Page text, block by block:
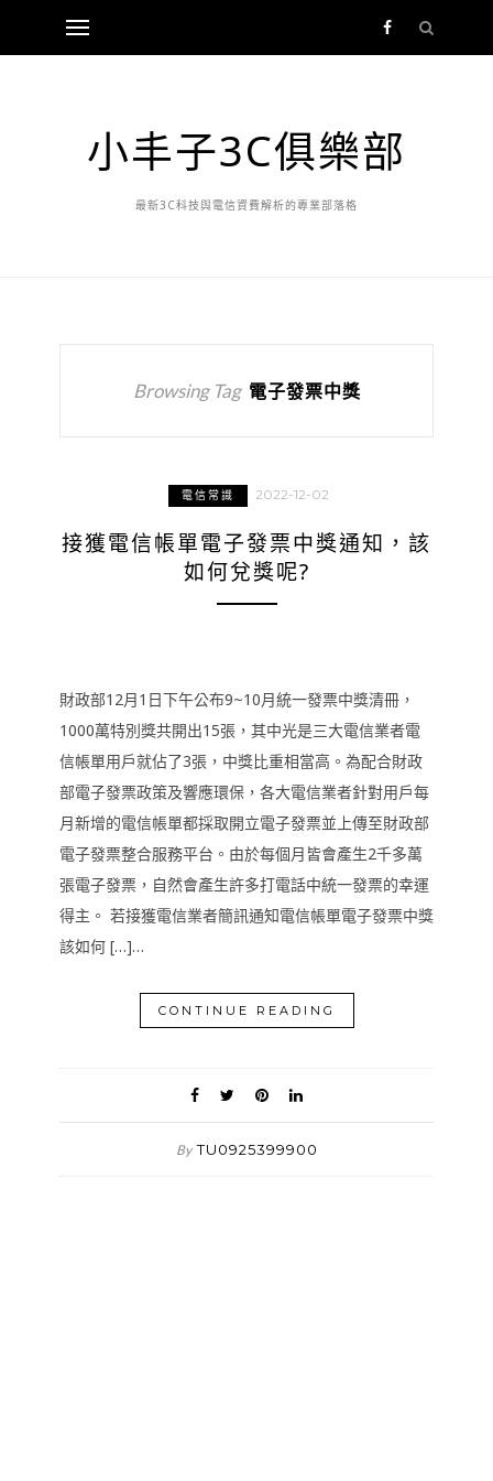
小丰子3C俱樂部
最新3C科技與電信資費解析的專業部落格
Browsing Tag 電子發票中獎
電信常識 2022-12-02
接獲電信帳單電子發票中獎通知，該
如何兌獎呢?
財政部12月1日下午公布9~10月統一發票中獎清冊，
1000萬特別獎共開出15張，其中光是三大電信業者電
信帳單用戶就佔了3張，中獎比重相當高。為配合財政
部電子發票政策及響應環保，各大電信業者針對用戶每
月新增的電信帳單都採取開立電子發票並上傳至財政部
電子發票整合服務平台。由於每個月皆會產生2千多萬
張電子發票，自然會產生許多打電話中統一發票的幸運
得主。 若接獲電信業者簡訊通知電信帳單電子發票中獎
該如何 […]…
CONTINUE READING
By TU0925399900